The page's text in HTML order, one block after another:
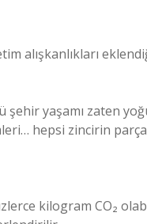
alışkanlıkları
şehir yaşamı zaten
hepsi zincirin
kilogram CO₂